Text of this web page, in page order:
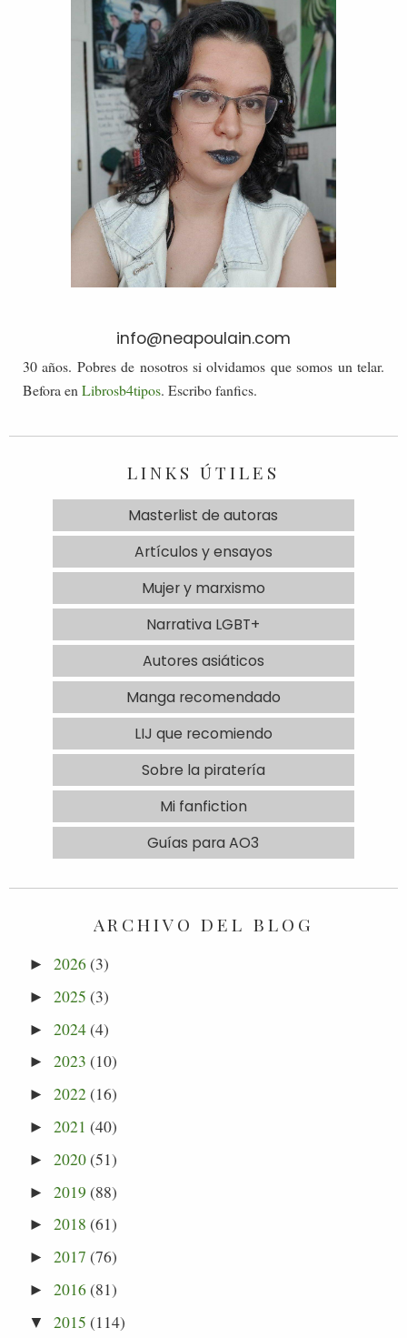
info@neapoulain.com
30 años. Pobres de nosotros si olvidamos que somos un telar.
Befora enLibrosb4tipos. Escribo fanfics.
LINKS ÚTILES
Masterlist de autoras
Artículos y ensayos
Mujer y marxismo
Narrativa LGBT+
Autores asiáticos
Manga recomendado
LIJ que recomiendo
Sobre la piratería
Mi fanfiction
Guías para AO3
ARCHIVO DEL BLOG
►2026(3)
►2025 (3)
►2024(4)
►2023 (10)
►2022(16)
►2021 (40)
►2020(51)
►2019 (88)
►2018 (61)
►2017 (76)
►2016(81)
▼ 2015 (114)